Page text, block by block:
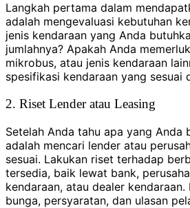
Langkah pertama dalam
adalah mengevaluasi kebutuhan
jenis kendaraan yang Anda
jumlahnya? Apakah Anda
mikrobus, atau jenis kendaraan
spesifikasi kendaraan yang sesuai
2. Riset Lender atau Leasing
Setelah Anda tahu apa yang Anda
adalah mencari lender atau
sesuai. Lakukan riset terhadap
tersedia, baik lewat bank,
kendaraan, atau dealer kendaraan.
bunga, persyaratan, dan ulasan